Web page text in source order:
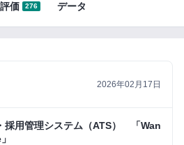
価 276 データ
2026年02月17日
採用管理システム（ATS） 「Wan